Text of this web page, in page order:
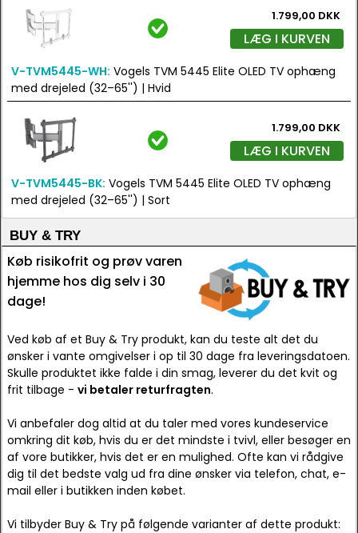
1.799,00 DKK
LÆG I KURVEN
V-TVM5445-WH: Vogels TVM 5445 Elite OLED TV ophæng
med drejeled (32–65'') | Hvid
1.799,00 DKK
LÆG I KURVEN
V-TVM5445-BK: Vogels TVM 5445 Elite OLED TV ophæng
med drejeled (32–65'') | Sort
BUY & TRY
Køb risikofrit og prøv varen
hjemme hos dig selv i 30
dage!
Ved køb af et Buy & Try produkt, kan du teste alt det du
ønsker i vante omgivelser i op til 30 dage fra leveringsdatoen.
Skulle produktet ikke falde i din smag, leverer du det kvit og
frit tilbage - vi betaler returfragten.
Vi anbefaler dog altid at du taler med vores kundeservice
omkring dit køb, hvis du er det mindste i tvivl, eller besøger en
af vore butikker, hvis det er en mulighed. Ofte kan vi rådgive
dig til det bedste valg ud fra dine ønsker via telefon, chat, e-
mail eller i butikken inden købet.
Vi tilbyder Buy & Try på følgende varianter af dette produkt: